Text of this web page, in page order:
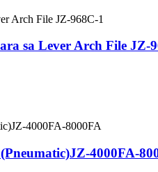
sa Lever Arch File JZ-
JZ-4000FA-